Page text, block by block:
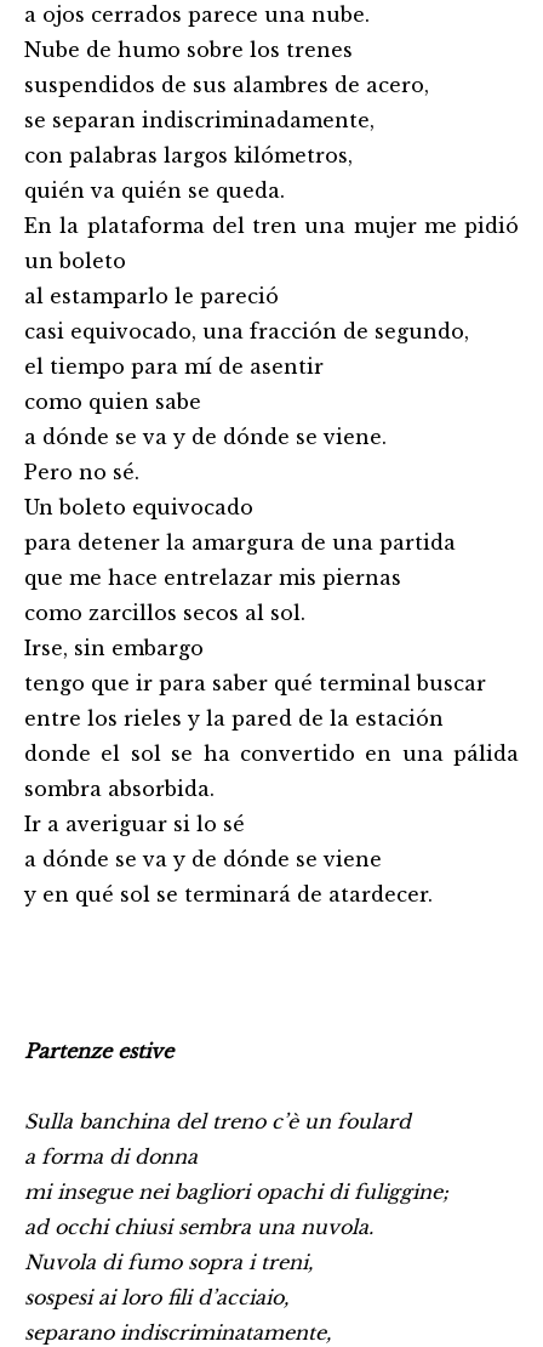
a ojos cerrados parece una nube.
Nube de humo sobre los trenes
suspendidos de sus alambres de acero,
se separan indiscriminadamente,
con palabras largos kilómetros,
quién va quién se queda.
En la plataforma del tren una mujer me pidió
un boleto
al estamparlo le pareció
casi equivocado, una fracción de segundo,
el tiempo para mí de asentir
como quien sabe
a dónde se va y de dónde se viene.
Pero no sé.
Un boleto equivocado
para detener la amargura de una partida
que me hace entrelazar mis piernas
como zarcillos secos al sol.
Irse, sin embargo
tengo que ir para saber qué terminal buscar
entre los rieles y la pared de la estación
donde el sol se ha convertido en una pálida
sombra absorbida.
Ir a averiguar si lo sé
a dónde se va y de dónde se viene
y en qué sol se terminará de atardecer.
Partenze estive
Sulla banchina del treno c’è un foulard
a forma di donna
mi insegue nei bagliori opachi di fuliggine;
ad occhi chiusi sembra una nuvola.
Nuvola di fumo sopra i treni,
sospesi ai loro fili d’acciaio,
separano indiscriminatamente,